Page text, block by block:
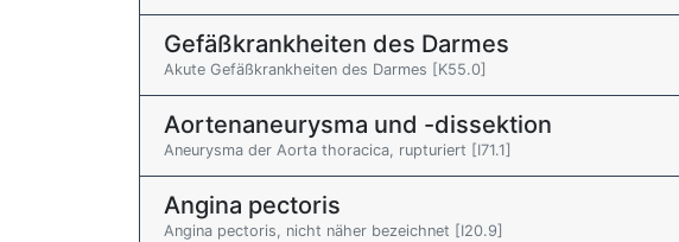
Gefäßkrankheiten des Darmes
Akute Gefäßkrankheiten des Darmes [K55.0]
Aortenaneurysma und -dissektion
Aneurysma der Aorta thoracica, rupturiert [I71.1]
Angina pectoris
Angina pectoris, nicht näher bezeichnet [I20.9]